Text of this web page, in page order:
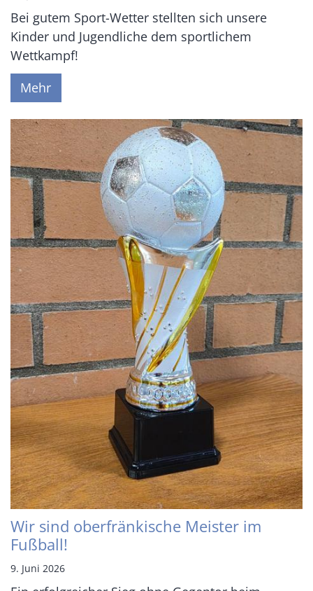
Bei gutem Sport-Wetter stellten sich unsere
Kinder und Jugendliche dem sportlichem
Wettkampf!
Mehr
Wir sind oberfränkische Meister im
Fußball!
9. Juni 2026